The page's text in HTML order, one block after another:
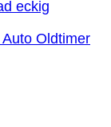
Oldtimer